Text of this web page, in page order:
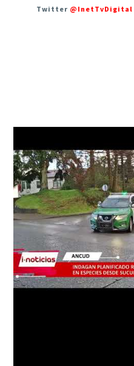
Twitter @InetTvDigital